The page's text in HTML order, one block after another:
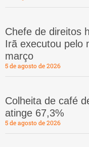
Chefe de direitos
Irã executou pelo
março
5 de agosto de 2026
Colheita de café
atinge 67,3%
5 de agosto de 2026